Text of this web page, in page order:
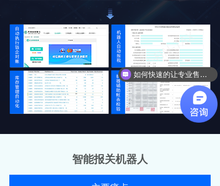
智能报关机器人
如何快速的让专业售前联系我？
如何快速联系人工客服？